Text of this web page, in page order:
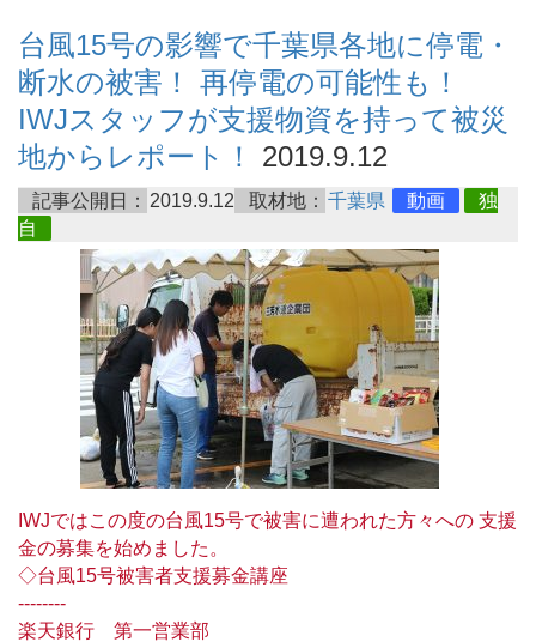
台風15号の影響で千葉県各地に停電・
断水の被害！ 再停電の可能性も！
IWJスタッフが支援物資を持って被災
地からレポート！
2019.9.12
記事公開日： 2019.9.12 取材地： 千葉県 動画
独
自
IWJではこの度の台風15号で被害に遭われた方々への 支援
金の募集を始めました。
◇台風15号被害者支援募金講座
--------
楽天銀行 第一営業部